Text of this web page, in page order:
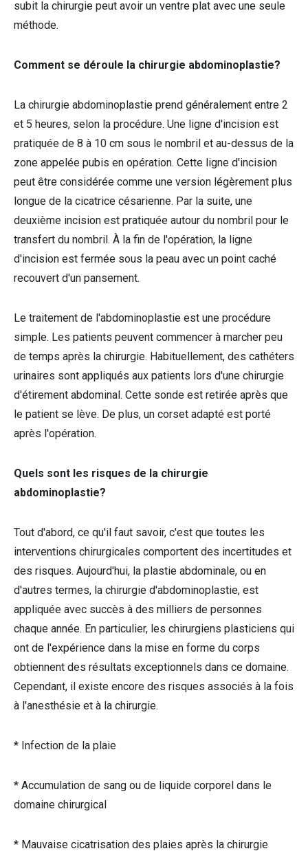
subit la chirurgie peut avoir un ventre plat avec une seule
méthode.
Comment se déroule la chirurgie abdominoplastie?
La chirurgie abdominoplastie prend généralement entre 2
et 5 heures, selon la procédure. Une ligne d'incision est
pratiquée de 8 à 10 cm sous le nombril et au-dessus de la
zone appelée pubis en opération. Cette ligne d'incision
peut être considérée comme une version légèrement plus
longue de la cicatrice césarienne. Par la suite, une
deuxième incision est pratiquée autour du nombril pour le
transfert du nombril. À la fin de l'opération, la ligne
d'incision est fermée sous la peau avec un point caché
recouvert d'un pansement.
Le traitement de l'abdominoplastie est une procédure
simple. Les patients peuvent commencer à marcher peu
de temps après la chirurgie. Habituellement, des cathéters
urinaires sont appliqués aux patients lors d'une chirurgie
d'étirement abdominal. Cette sonde est retirée après que
le patient se lève. De plus, un corset adapté est porté
après l'opération.
Quels sont les risques de la chirurgie
abdominoplastie?
Tout d'abord, ce qu'il faut savoir, c'est que toutes les
interventions chirurgicales comportent des incertitudes et
des risques. Aujourd'hui, la plastie abdominale, ou en
d'autres termes, la chirurgie d'abdominoplastie, est
appliquée avec succès à des milliers de personnes
chaque année. En particulier, les chirurgiens plasticiens qui
ont de l'expérience dans la mise en forme du corps
obtiennent des résultats exceptionnels dans ce domaine.
Cependant, il existe encore des risques associés à la fois
à l'anesthésie et à la chirurgie.
* Infection de la plaie
* Accumulation de sang ou de liquide corporel dans le
domaine chirurgical
* Mauvaise cicatrisation des plaies après la chirurgie